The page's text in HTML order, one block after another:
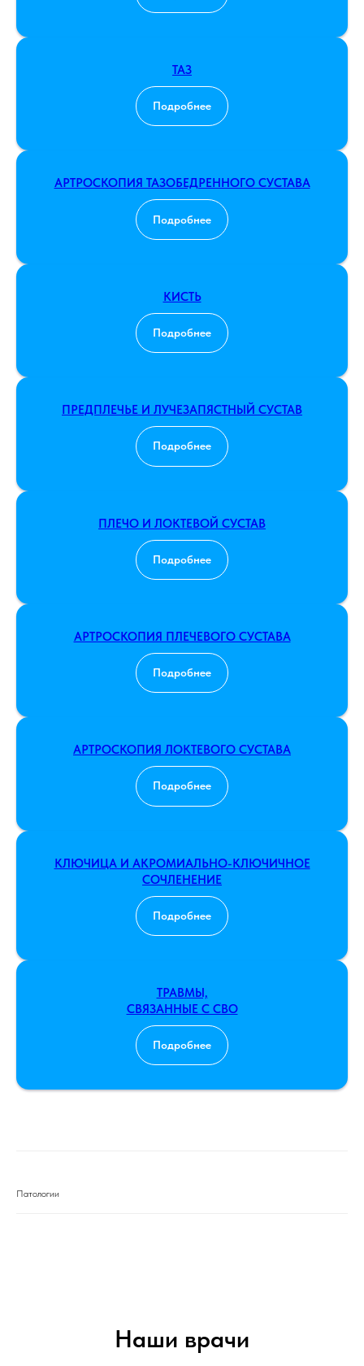
ТАЗ
Подробнее
АРТРОСКОПИЯ ТАЗОБЕДРЕННОГО СУСТАВА
Подробнее
КИСТЬ
Подробнее
ПРЕДПЛЕЧЬЕ И ЛУЧЕЗАПЯСТНЫЙ СУСТАВ
Подробнее
ПЛЕЧО И ЛОКТЕВОЙ СУСТАВ
Подробнее
АРТРОСКОПИЯ ПЛЕЧЕВОГО СУСТАВА
Подробнее
АРТРОСКОПИЯ ЛОКТЕВОГО СУСТАВА
Подробнее
КЛЮЧИЦА И АКРОМИАЛЬНО-КЛЮЧИЧНОЕ
СОЧЛЕНЕНИЕ
Подробнее
ТРАВМЫ,
СВЯЗАННЫЕ С СВО
Подробнее
Патологии
Наши врачи